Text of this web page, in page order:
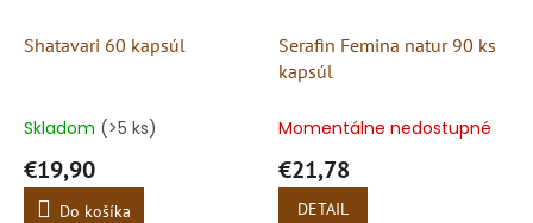
Shatavari 60 kapsúl
Skladom (>5 ks)
€19,90
Do košíka
Serafin Femina natur 90 ks
kapsúl
Momentálne nedostupné
€21,78
DETAIL